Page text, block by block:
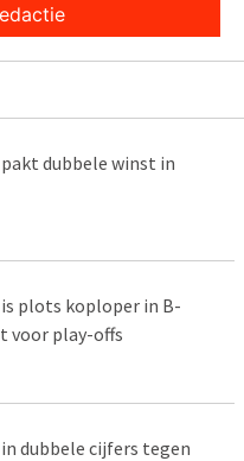
pakt dubbele winst in
is plots koploper in B-
voor play-offs
in dubbele cijfers tegen